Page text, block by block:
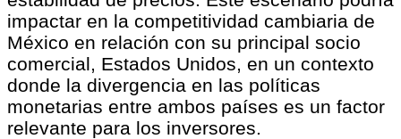
impactar en la competitividad cambiaria de
México en relación con su principal socio
comercial, Estados Unidos, en un contexto
donde la divergencia en las políticas
monetarias entre ambos países es un factor
relevante para los inversores.